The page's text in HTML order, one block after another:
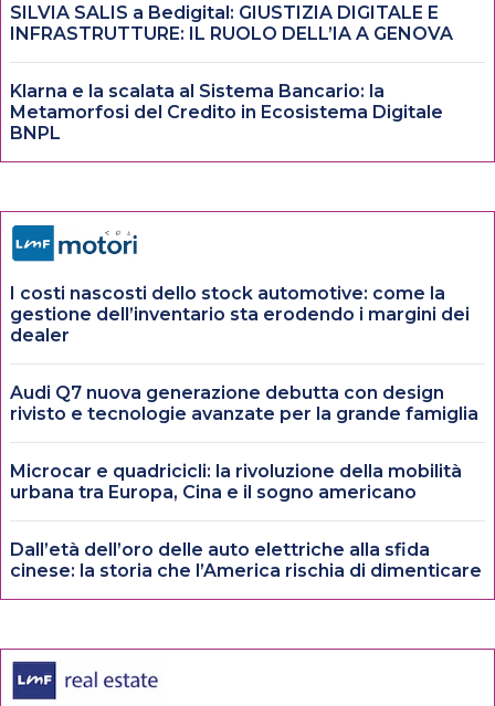
SILVIA SALIS a Bedigital: GIUSTIZIA DIGITALE E
INFRASTRUTTURE: IL RUOLO DELL’IA A GENOVA
Klarna e la scalata al Sistema Bancario: la
Metamorfosi del Credito in Ecosistema Digitale
BNPL
I costi nascosti dello stock automotive: come la
gestione dell’inventario sta erodendo i margini dei
dealer
Audi Q7 nuova generazione debutta con design
rivisto e tecnologie avanzate per la grande famiglia
Microcar e quadricicli: la rivoluzione della mobilità
urbana tra Europa, Cina e il sogno americano
Dall’età dell’oro delle auto elettriche alla sfida
cinese: la storia che l’America rischia di dimenticare